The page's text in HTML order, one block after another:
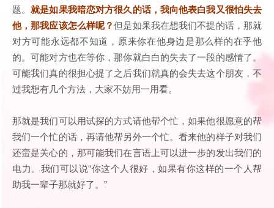
题。就是如果我暗恋对方很久的话，我向他表白我又很怕失去
他，那我应该怎么样呢？但是如果我在想我们不提的话，那就
对方可能永远都不知道，原来你在他身边是那么样的在乎他
的。可能对方也在等你，那你就白白的失去了一段的感情了。
可能我们真的很担心提了之后我们就真的会失去这个朋友，不
过我想有几个方法，大家不妨用一用看。
那就是我们可以用试探的方式请他帮个忙，如果他很愿意的帮
我们一个忙的话，再请他帮另外一个忙。看来他的样子对我们
还蛮是关心的，那可能我们在言语上可以进一步的发出我们的
电力。我们可以说“你这个人很好，如果有你这样的一个人帮
助我一辈子那就好了。”